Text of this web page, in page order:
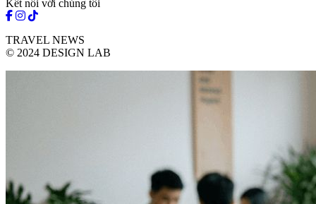
Kết nối với chúng tôi
TRAVEL NEWS
© 2024 DESIGN LAB